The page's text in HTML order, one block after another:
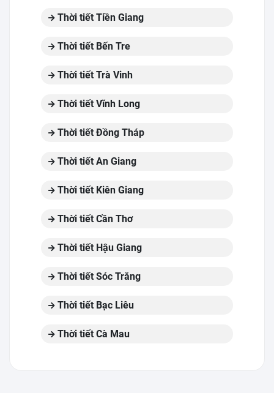
Thời tiết Tiền Giang
Thời tiết Bến Tre
Thời tiết Trà Vinh
Thời tiết Vĩnh Long
Thời tiết Đồng Tháp
Thời tiết An Giang
Thời tiết Kiên Giang
Thời tiết Cần Thơ
Thời tiết Hậu Giang
Thời tiết Sóc Trăng
Thời tiết Bạc Liêu
Thời tiết Cà Mau